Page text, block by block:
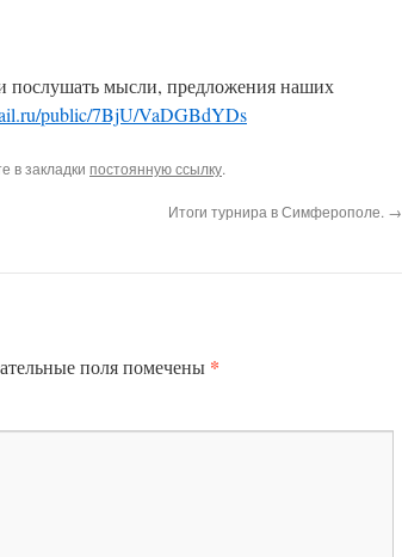
послушать мысли, предложения наших
public/7BjU/VaDGBdYDs
в закладки постоянную ссылку.
Итоги турнира в Симферополе. →
поля помечены *